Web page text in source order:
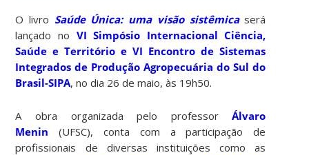
O livro Saúde Única: uma visão sistêmica será
lançado no VI Simpósio Internacional Ciência,
Saúde e Território e VI Encontro de Sistemas
Integrados de Produção Agropecuária do Sul do
Brasil-SIPA, no dia 26 de maio, às 19h50.
A obra organizada pelo professorÁlvaro
Menin (UFSC), conta com a participação de
profissionais de diversas instituições como as